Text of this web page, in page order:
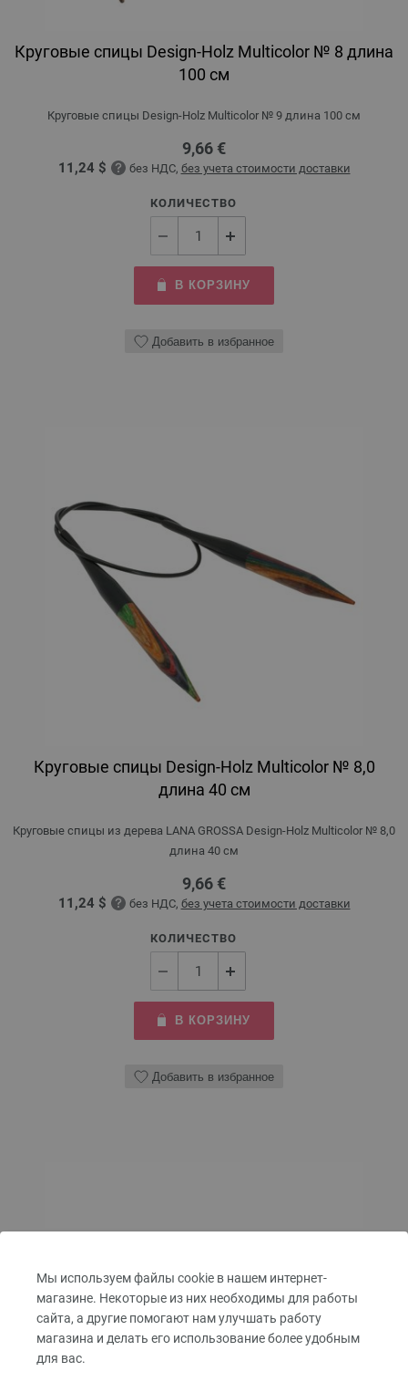
Мы используем файлы cookie в нашем интернет-
магазине. Некоторые из них необходимы для работы
сайта, а другие помогают нам улучшать работу
магазина и делать его использование более удобным
для вас.
Круговые спицы Design-Holz Multicolor № 8 длина
100 см
Круговые спицы Design-Holz Multicolor № 9 длина 100 см
9,66 €
11,24 $ без НДС, без учета стоимости доставки
КОЛИЧЕСТВО
В КОРЗИНУ
Добавить в избранное
Круговые спицы Design-Holz Multicolor № 8,0
длина 40 см
Круговые спицы из дерева LANA GROSSA Design-Holz Multicolor № 8,0
длина 40 см
9,66 €
11,24 $ без НДС, без учета стоимости доставки
КОЛИЧЕСТВО
В КОРЗИНУ
Добавить в избранное